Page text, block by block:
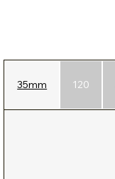
35mm 120